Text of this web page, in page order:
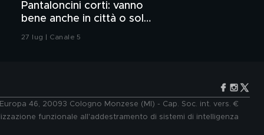
Pantaloncini corti: vanno
bene anche in città o solo
in spiaggia?
27 lug | Canale 5
46, 20093 Cologno Monzese (MI) - Cap. Soc. int. vers. €
funzionale all'addestramento di sistemi di intelligenza